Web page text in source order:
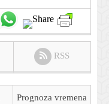
RSS
Prognoza vremena